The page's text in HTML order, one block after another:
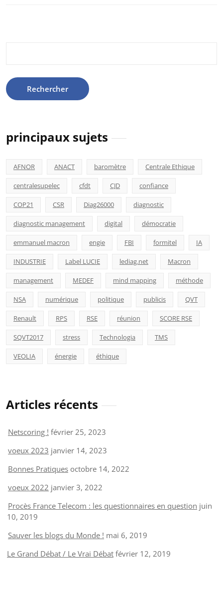
principaux sujets
AFNOR ANACT baromètre Centrale Ethique
centralesupelec cfdt CJD confiance
COP21 CSR Diag26000 diagnostic
diagnostic management digital démocratie
emmanuel macron engie FBI formitel IA
INDUSTRIE Label LUCIE lediag.net Macron
management MEDEF mind mapping méthode
NSA numérique politique publicis QVT
Renault RPS RSE réunion SCORE RSE
SQVT2017 stress Technologia TMS
VEOLIA énergie éthique
Articles récents
Netscoring ! février 25, 2023
voeux 2023 janvier 14, 2023
Bonnes Pratiques octobre 14, 2022
voeux 2022 janvier 3, 2022
Procès France Telecom : les questionnaires en question juin
10, 2019
Sauver les blogs du Monde ! mai 6, 2019
Le Grand Débat / Le Vrai Débat février 12, 2019